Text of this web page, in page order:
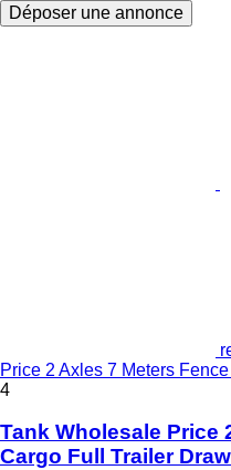
Déposer une annonce
Price 2 Axles 7 Meters
4
Tank Wholesale Price
Cargo Full Trailer